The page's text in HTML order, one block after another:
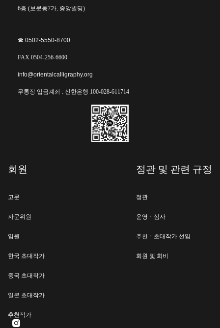
6층 (보문동7가, 중앙빌딩)
☎︎ 0502-5550-8700
FAX 0504-256-6600
info@orientalcalligraphy.org
무통장 입금계좌 : 신한은행 100-028-611714
회원
고문
자문위원
임원
한국 초대작가
중국 초대작가
일본 초대작가
추천작가
정관 및 관련 규정
정관
운영ㆍ심사
추천ㆍ초대작가 선임
회원 및 회비
